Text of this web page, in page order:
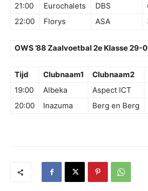
21:00
Eurochalets DBS
22:00
Florys ASA
OWS ’88 Zaalvoetbal 2e Klasse 29-
Tijd Clubnaam1 Clubnaam2
19:00
Albeka Aspect ICT
20:00
Inazuma Berg en Berg